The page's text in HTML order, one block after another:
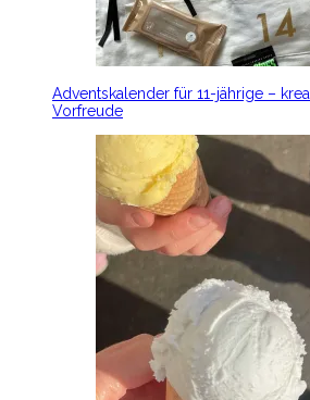
Adventskalender für 11-jährige –
Vorfreude